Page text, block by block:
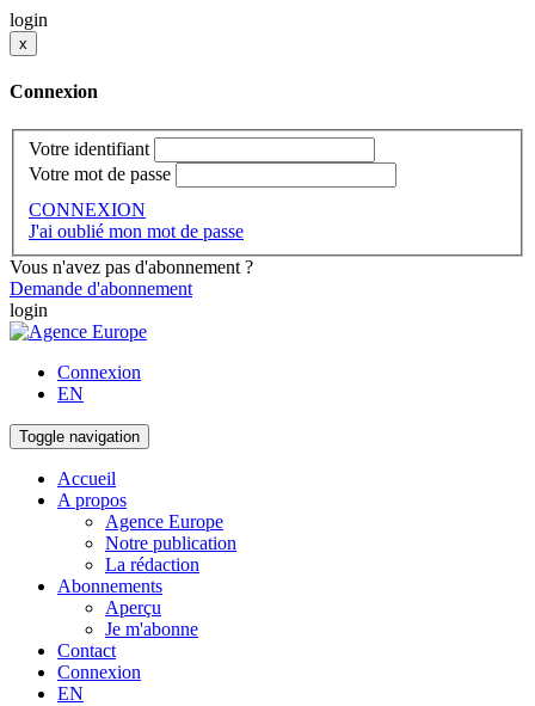
login
x
Connexion
Votre identifiant
Votre mot de passe
CONNEXION
J'ai oublié mon mot de passe
Vous n'avez pas d'abonnement ?
Demande d'abonnement
login
Connexion
EN
Toggle navigation
Accueil
A propos
Agence Europe
Notre publication
La rédaction
Abonnements
Aperçu
Je m'abonne
Contact
Connexion
EN